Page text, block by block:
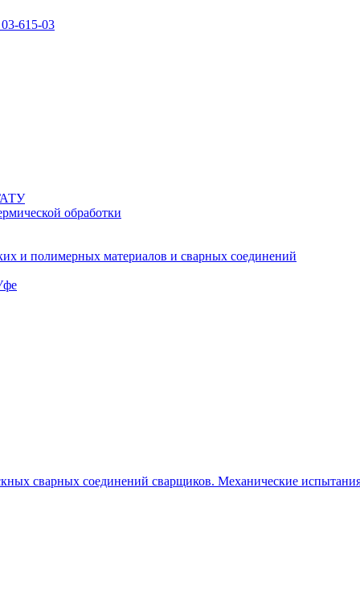
615-03
обработки
и полимерных материалов и сварных соединений
сварных соединений сварщиков. Механические